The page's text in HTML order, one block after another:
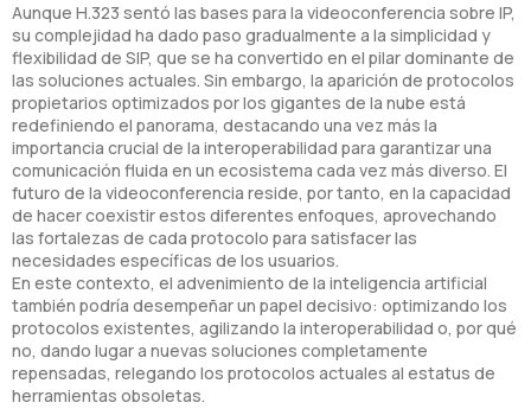
Aunque H.323 sentó las bases para la videoconferencia sobre IP,
su complejidad ha dado paso gradualmente a la simplicidad y
flexibilidad de SIP, que se ha convertido en el pilar dominante de
las soluciones actuales. Sin embargo, la aparición de protocolos
propietarios optimizados por los gigantes de la nube está
redefiniendo el panorama, destacando una vez más la
importancia crucial de la interoperabilidad para garantizar una
comunicación fluida en un ecosistema cada vez más diverso. El
futuro de la videoconferencia reside, por tanto, en la capacidad
de hacer coexistir estos diferentes enfoques, aprovechando
las fortalezas de cada protocolo para satisfacer las
necesidades específicas de los usuarios.
En este contexto, el advenimiento de la inteligencia artificial
también podría desempeñar un papel decisivo: optimizando los
protocolos existentes, agilizando la interoperabilidad o, por qué
no, dando lugar a nuevas soluciones completamente
repensadas, relegando los protocolos actuales al estatus de
herramientas obsoletas.